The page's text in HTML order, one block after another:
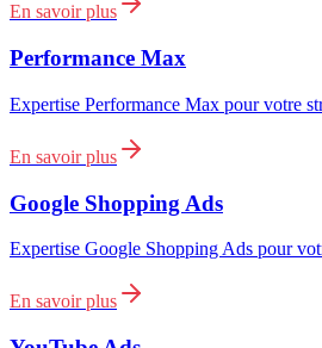
En savoir plus
Performance Max
Expertise Performance Max pour votre
En savoir plus
Google Shopping Ads
Expertise Google Shopping Ads pour
En savoir plus